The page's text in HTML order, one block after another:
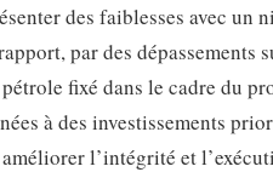
des faiblesses avec un
par des dépassements
fixé dans le cadre du
à des investissements
l’intégrité et